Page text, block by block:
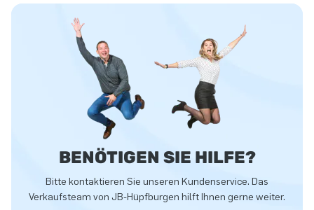
BENÖTIGEN SIE HILFE?
Bitte kontaktieren Sie unseren Kundenservice. Das
Verkaufsteam von JB-Hüpfburgen hilft Ihnen gerne weiter.